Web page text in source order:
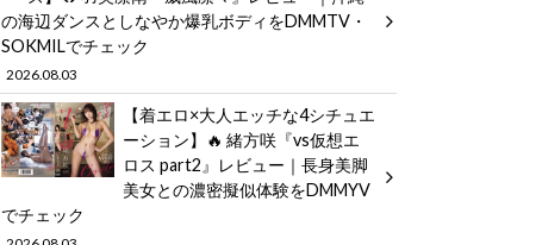
の海辺ダンスとしなやか爆乳ボディをDMMTV・
SOKMILでチェック
2026.08.03
【着エロ×大人エッチな4シチュエ
ーション】🔥 緒方咲『vs仮想エ
ロス part2』レビュー｜長身美脚
美女との濃密擬似体験をDMMYV
でチェック